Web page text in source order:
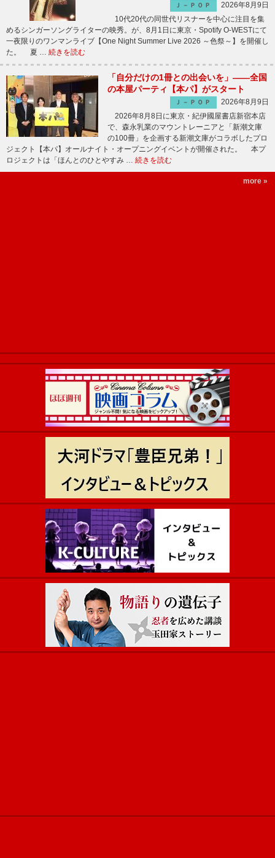
Ｊ－ＰＯＰ
2026年8月9日
10代20代の同世代リスナーを中心に注目を集
めるシンガーソングライターの映秀。が、8月1日に東京・Spotify O-WESTにて
一夜限りのワンマンライブ【One Night Summer Live 2026 ～色祭～】を開催し
た。 夏 … 続きを読む
「自分だけの1冊との出会いを」――全国
の本屋パーティ【本パ】がスタート
Ｊ－ＰＯＰ
2026年8月9日
2026年8月8日に東京・紀伊國屋書店新宿本店
で、森永乳業のマウントレーニアと「新潮文庫
の100冊」を企画する新潮文庫がコラボしたプロ
ジェクト【本パ】オールナイト・オープニングイベントが開催された。 本プ
ロジェクトは「ほんとのひとやすみ … 続きを読む
more »